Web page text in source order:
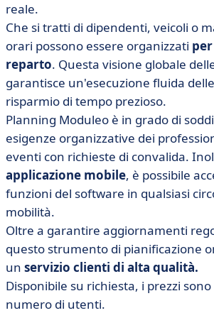
reale.
Che si tratti di dipendenti, veicoli o
orari possono essere organizzati
reparto. Questa visione globale
garantisce un'esecuzione fluida
risparmio di tempo prezioso.
Planning Moduleo è in grado di
esigenze organizzative dei
eventi con richieste di convalida.
applicazione mobile, è possibile
funzioni del software in qualsiasi
mobilità.
Oltre a garantire aggiornamenti
questo strumento di pianificazione
un servizio clienti di alta qualità.
Disponibile su richiesta, i prezzi
numero di utenti.